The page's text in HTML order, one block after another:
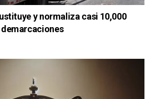
y normaliza casi 10,000
demarcaciones